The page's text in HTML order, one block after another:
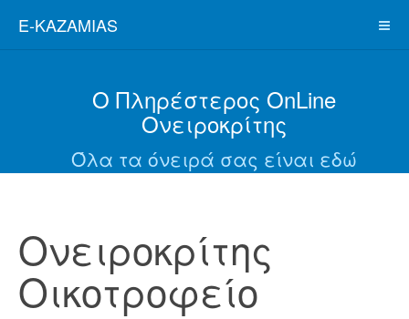
E-KAZAMIAS
Ο Πληρέστερος OnLine
Ονειροκρίτης
Όλα τα όνειρά σας είναι εδώ
Ονειροκρίτης
Οικοτροφείο